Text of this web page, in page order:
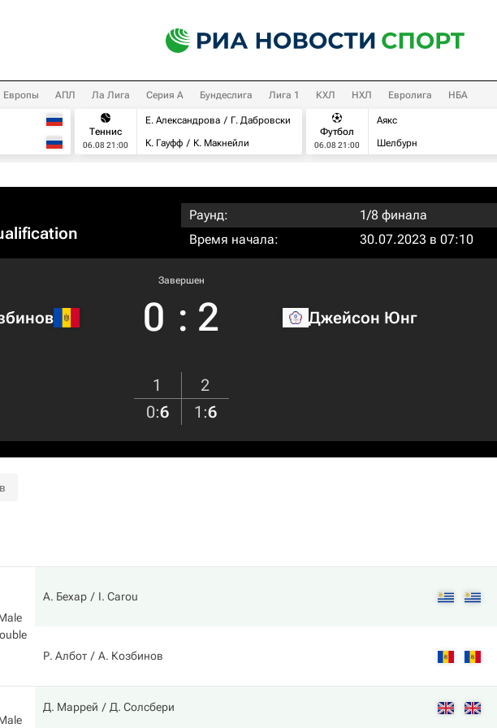
Европы АПЛ Ла Лига Серия А Бундеслига Лига 1 КХЛ НХЛ Евролига НБА
Теннис
06.08 21:00
Е. Александрова
Г. Дабровски
К. Гауфф
К. Макнейли
Футбол
06.08 21:00
Аякс
Шелбурн
Раунд:
1/8 финала
Время начала:
30.07.2023 в 07:10
Завершен
0 : 2 Джейсон Юнг
1
2
0:6 1 :6
А. Бехар I. Carou
Р. Албот А. Козбинов
Д. Маррей Д. Солсбери